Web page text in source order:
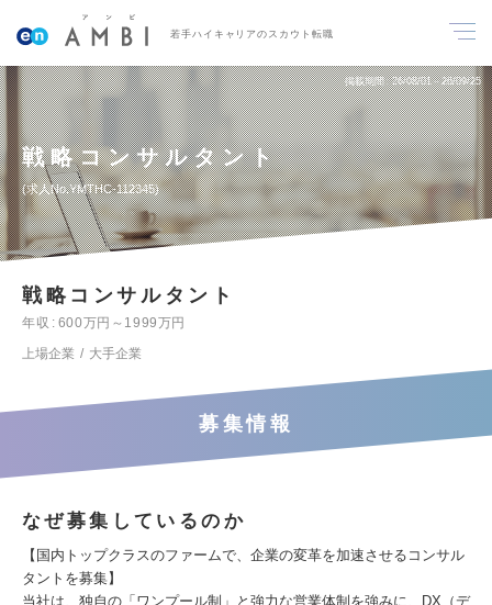
若手ハイキャリアのスカウト転職
掲載期間 26/08/01～26/09/25
戦略コンサルタント
求人No.YMTHC-112345
戦略コンサルタント
年収
600万円～1999万円
上場企業
大手企業
募集情報
なぜ募集しているのか
【国内トップクラスのファームで、企業の変革を加速させるコンサル
タントを募集】
当社は、独自の「ワンプール制」と強力な営業体制を強みに、DX（デ